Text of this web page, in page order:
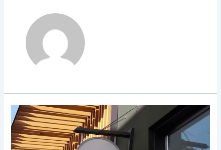
Peran
Neon
Box?
Neon